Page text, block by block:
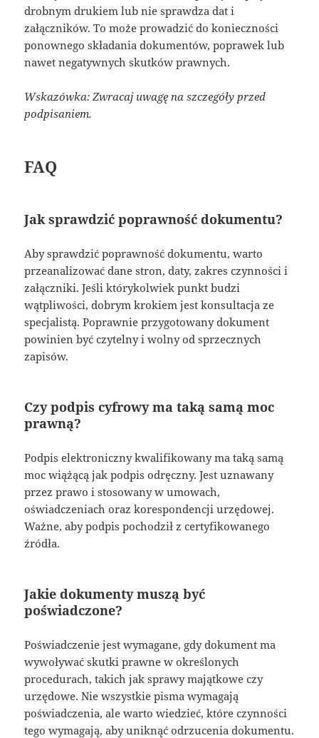
drobnym drukiem lub nie sprawdza dat i
załączników. To może prowadzić do konieczności
ponownego składania dokumentów, poprawek lub
nawet negatywnych skutków prawnych.
Wskazówka: Zwracaj uwagę na szczegóły przed
podpisaniem.
FAQ
Jak sprawdzić poprawność dokumentu?
Aby sprawdzić poprawność dokumentu, warto
przeanalizować dane stron, daty, zakres czynności i
załączniki. Jeśli którykolwiek punkt budzi
wątpliwości, dobrym krokiem jest konsultacja ze
specjalistą. Poprawnie przygotowany dokument
powinien być czytelny i wolny od sprzecznych
zapisów.
Czy podpis cyfrowy ma taką samą moc
prawną?
Podpis elektroniczny kwalifikowany ma taką samą
moc wiążącą jak podpis odręczny. Jest uznawany
przez prawo i stosowany w umowach,
oświadczeniach oraz korespondencji urzędowej.
Ważne, aby podpis pochodził z certyfikowanego
źródła.
Jakie dokumenty muszą być
poświadczone?
Poświadczenie jest wymagane, gdy dokument ma
wywoływać skutki prawne w określonych
procedurach, takich jak sprawy majątkowe czy
urzędowe. Nie wszystkie pisma wymagają
poświadczenia, ale warto wiedzieć, które czynności
tego wymagają, aby uniknąć odrzucenia dokumentu.